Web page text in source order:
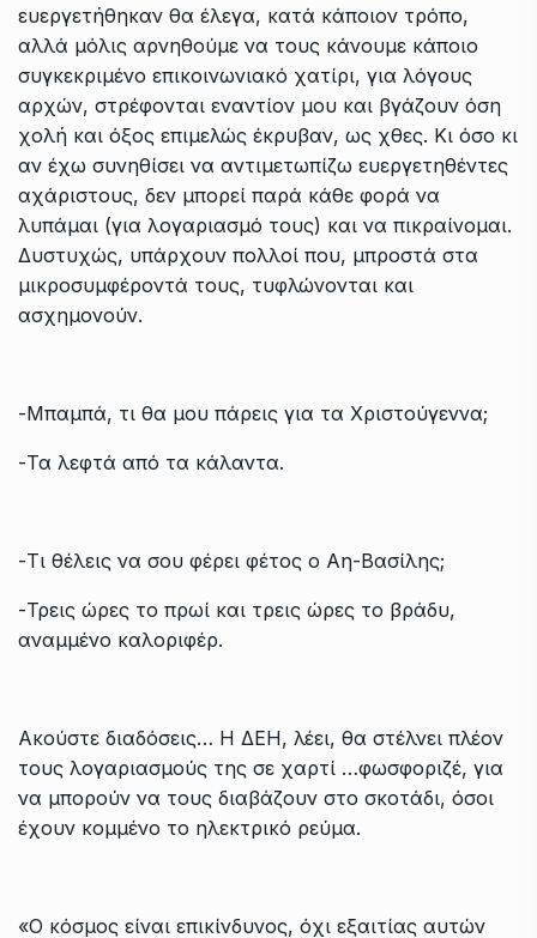
ευεργετήθηκαν θα έλεγα, κατά κάποιον τρόπο,
αλλά μόλις αρνηθούμε να τους κάνουμε κάποιο
συγκεκριμένο επικοινωνιακό χατίρι, για λόγους
αρχών, στρέφονται εναντίον μου και βγάζουν όση
χολή και όξος επιμελώς έκρυβαν, ως χθες. Κι όσο κι
αν έχω συνηθίσει να αντιμετωπίζω ευεργετηθέντες
αχάριστους, δεν μπορεί παρά κάθε φορά να
λυπάμαι (για λογαριασμό τους) και να πικραίνομαι.
Δυστυχώς, υπάρχουν πολλοί που, μπροστά στα
μικροσυμφέροντά τους, τυφλώνονται και
ασχημονούν.
-Μπαμπά, τι θα μου πάρεις για τα Χριστούγεννα;
-Τα λεφτά από τα κάλαντα.
-Τι θέλεις να σου φέρει φέτος ο Αη-Βασίλης;
-Τρεις ώρες το πρωί και τρεις ώρες το βράδυ,
αναμμένο καλοριφέρ.
Ακούστε διαδόσεις… Η ΔΕΗ, λέει, θα στέλνει πλέον
τους λογαριασμούς της σε χαρτί …φωσφοριζέ, για
να μπορούν να τους διαβάζουν στο σκοτάδι, όσοι
έχουν κομμένο το ηλεκτρικό ρεύμα.
«Ο κόσμος είναι επικίνδυνος, όχι εξαιτίας αυτών